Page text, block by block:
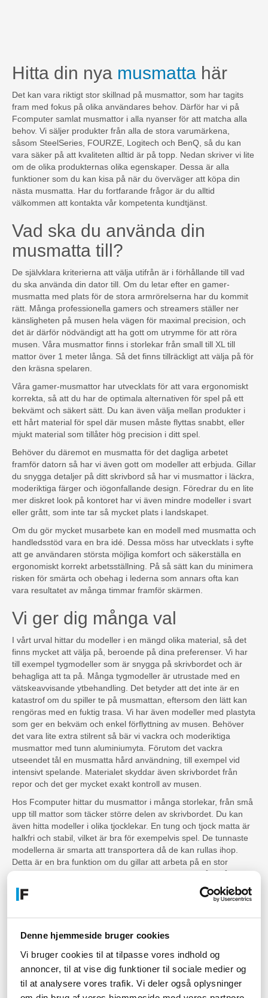
Denne hjemmeside bruger cookies
Vi bruger cookies til at tilpasse vores indhold og
annoncer, til at vise dig funktioner til sociale medier og
til at analysere vores trafik. Vi deler også oplysninger
Hitta din nya musmatta här
Det kan vara riktigt stor skillnad på musmattor, som har tagits
fram med fokus på olika användares behov. Därför har vi på
Fcomputer samlat musmattor i alla nyanser för att matcha alla
behov. Vi säljer produkter från alla de stora varumärkena,
såsom SteelSeries, FOURZE, Logitech och BenQ, så du kan
vara säker på att kvaliteten alltid är på topp. Nedan skriver vi lite
om de olika produkternas olika egenskaper. Dessa är alla
funktioner som du kan kisa på när du överväger att köpa din
nästa musmatta. Har du fortfarande frågor är du alltid
välkommen att kontakta vår kompetenta kundtjänst.
Vad ska du använda din
musmatta till?
De självklara kriterierna att välja utifrån är i förhållande till vad
du ska använda din dator till. Om du letar efter en gamer-
musmatta med plats för de stora armrörelserna har du kommit
rätt. Många professionella gamers och streamers ställer ner
känsligheten på musen hela vägen för maximal precision, och
det är därför nödvändigt att ha gott om utrymme för att röra
musen. Våra musmattor finns i storlekar från small till XL till
mattor över 1 meter långa. Så det finns tillräckligt att välja på för
den kräsna spelaren.
Våra gamer-musmattor har utvecklats för att vara ergonomiskt
korrekta, så att du har de optimala alternativen för spel på ett
bekvämt och säkert sätt. Du kan även välja mellan produkter i
ett hårt material för spel där musen måste flyttas snabbt, eller
mjukt material som tillåter hög precision i ditt spel.
Behöver du däremot en musmatta för det dagliga arbetet
framför datorn så har vi även gott om modeller att erbjuda. Gillar
du snygga detaljer på ditt skrivbord så har vi musmattor i läckra,
moderiktiga färger och iögonfallande design. Föredrar du en lite
mer diskret look på kontoret har vi även mindre modeller i svart
eller grått, som inte tar så mycket plats i landskapet.
Om du gör mycket musarbete kan en modell med musmatta och
handledsstöd vara en bra idé. Dessa möss har utvecklats i syfte
att ge användaren största möjliga komfort och säkerställa en
ergonomiskt korrekt arbetsställning. På så sätt kan du minimera
risken för smärta och obehag i lederna som annars ofta kan
vara resultatet av många timmar framför skärmen.
Vi ger dig många val
I vårt urval hittar du modeller i en mängd olika material, så det
finns mycket att välja på, beroende på dina preferenser. Vi har
till exempel tygmodeller som är snygga på skrivbordet och är
behagliga att ta på. Många tygmodeller är utrustade med en
vätskeavvisande ytbehandling. Det betyder att det inte är en
katastrof om du spiller te på musmattan, eftersom den lätt kan
rengöras med en fuktig trasa. Vi har även modeller med plastyta
som ger en bekväm och enkel förflyttning av musen. Behöver
det vara lite extra stilrent så bär vi vackra och moderiktiga
musmattor med tunn aluminiumyta. Förutom det vackra
utseendet tål en musmatta hård användning, till exempel vid
intensivt spelande. Materialet skyddar även skrivbordet från
repor och det ger mycket exakt kontroll av musen.
Hos Fcomputer hittar du musmattor i många storlekar, från små
upp till mattor som täcker större delen av skrivbordet. Du kan
även hitta modeller i olika tjocklekar. En tung och tjock matta är
halkfri och stabil, vilket är bra för exempelvis spel. De tunnaste
modellerna är smarta att transportera då de kan rullas ihop.
Detta är en bra funktion om du gillar att arbeta på en stor
musmatta och samtidigt behöver ha den med dig på språng.
För den stilmedvetna går det att matcha din musmatta med
andra tillbehör på skrivbordet i en mängd fina, moderiktiga
färger. Skulle designen vara mer aggressiv, till exempel för
detaljer, djärva färger och slående logotyper.
Coola extrafunktioner
Idag är en musmatta inte bara en plastbit med gummibaksida.